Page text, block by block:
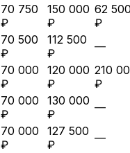
70 750
₽
150 000
₽
62
₽
70 500
₽
112 500
₽
—
70 000
₽
120 000
₽
210
₽
70 000
₽
130 000
₽
—
70 000
₽
127 500
₽
—